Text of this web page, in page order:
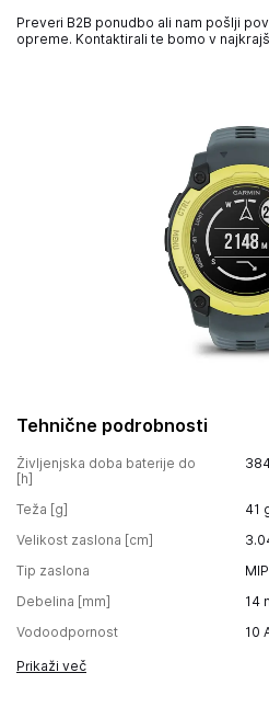
Tehnične podrobnosti
Življenjska doba baterije do
[h]
Teža [g] 41
Velikost zaslona [cm]
Tip zaslona
Debelina [mm]
14
Vodoodpornost
10
Prikaži več
Preveri B2B ponudbo ali nam pošlji
opreme. Kontaktirali te bomo v